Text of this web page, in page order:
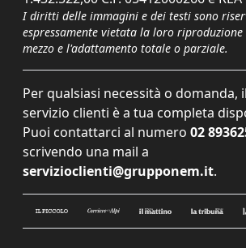
I diritti delle immagini e dei testi sono
espressamente vietata la loro riproduzione
mezzo e l'adattamento totale o parziale.
Per qualsiasi necessità o domanda,
servizio clienti è a tua completa
Puoi contattarci al numero 02
scrivendo una mail a
servizioclienti@grupponem.it.